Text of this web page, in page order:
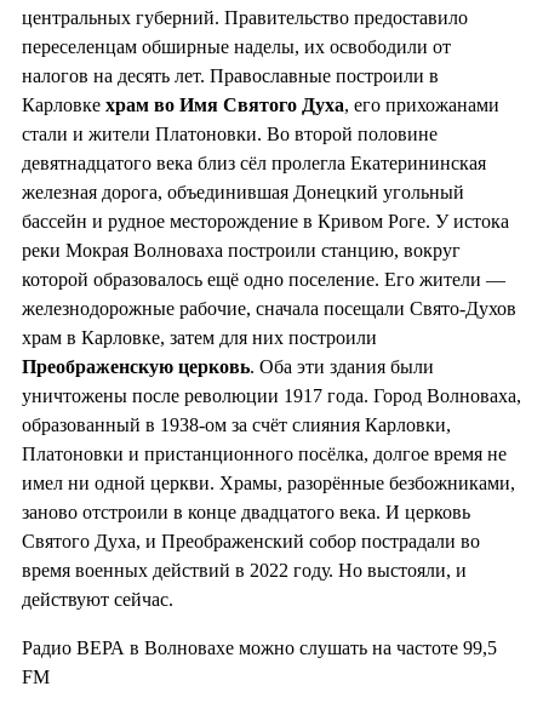
центральных губерний. Правительство предоставило
переселенцам обширные наделы, их освободили от
налогов на десять лет. Православные построили в
Карловке храм во Имя Святого Духа, его прихожанами
стали и жители Платоновки. Во второй половине
девятнадцатого века близ сёл пролегла Екатерининская
железная дорога, объединившая Донецкий угольный
бассейн и рудное месторождение в Кривом Роге. У истока
реки Мокрая Волноваха построили станцию, вокруг
которой образовалось ещё одно поселение. Его жители —
железнодорожные рабочие, сначала посещали Свято-Духов
храм в Карловке, затем для них построили
Преображенскую церковь. Оба эти здания были
уничтожены после революции 1917 года. Город Волноваха,
образованный в 1938-ом за счёт слияния Карловки,
Платоновки и пристанционного посёлка, долгое время не
имел ни одной церкви. Храмы, разорённые безбожниками,
заново отстроили в конце двадцатого века. И церковь
Святого Духа, и Преображенский собор пострадали во
время военных действий в 2022 году. Но выстояли, и
действуют сейчас.
Радио ВЕРА в Волновахе можно слушать на частоте 99,5
FM